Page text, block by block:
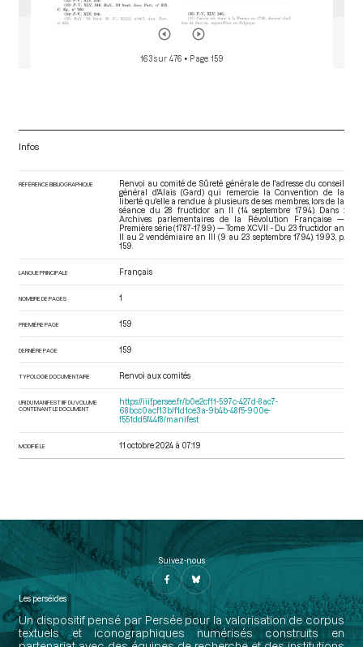
163 sur 476 • Page 159
Infos
RÉFÉRENCE BIBLIOGRAPHIQUE
Renvoi au comité de Sûreté générale de l'adresse du conseil
général d'Alais (Gard) qui remercie la Convention de la
liberté qu'elle a rendue à plusieurs de ses membres, lors de la
séance du 28 fructidor an II (14 septembre 1794). Dans :
Archives parlementaires de la Révolution Française —
Première série (1787-1799) — Tome XCVII - Du 23 fructidor an
II au 2 vendémiaire an III (9 au 23 septembre 1794). 1993. p.
159.
LANGUE PRINCIPALE Français
NOMBRE DE PAGES 1
PREMIÈRE PAGE 159
DERNIÈRE PAGE 159
TYPOLOGIE DOCUMENTAIRE Renvoi aux comités
URI DU MANIFEST IIIF DU VOLUME
CONTENANT LE DOCUMENT
https://iiif.persee.fr/b0e2cf11-597c-427d-8ac7-
68bcc0acf13b/f1d1ce3a-9b4b-48f5-900e-
f551dd5f44f8/manifest
MODIFIÉ LE 11 octobre 2024 à 07:19
Suivez-nous
Les perséides
Un dispositif pensé par Persée pour la valorisation de corpus
textuels et iconographiques numérisés construits en